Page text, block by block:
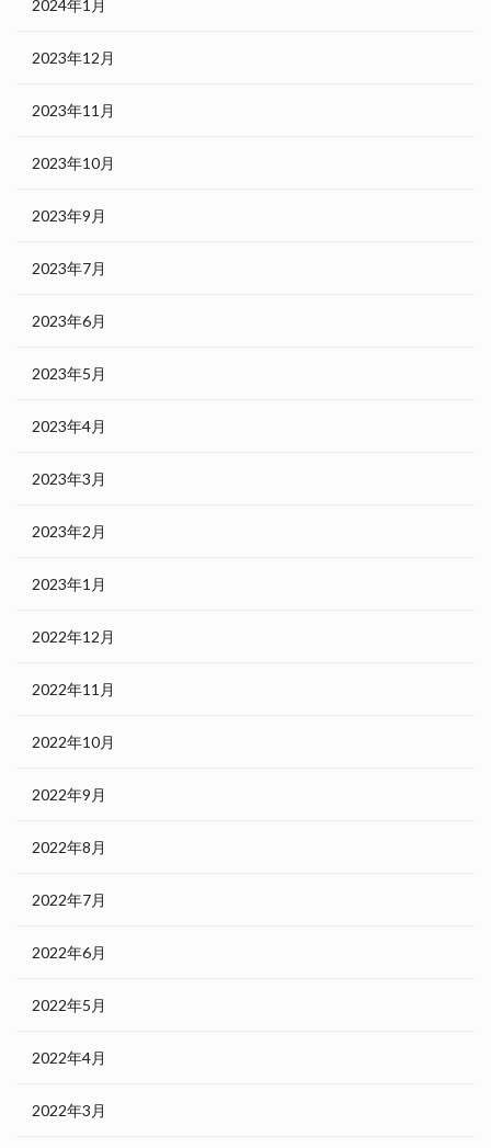
2024年1月
2023年12月
2023年11月
2023年10月
2023年9月
2023年7月
2023年6月
2023年5月
2023年4月
2023年3月
2023年2月
2023年1月
2022年12月
2022年11月
2022年10月
2022年9月
2022年8月
2022年7月
2022年6月
2022年5月
2022年4月
2022年3月